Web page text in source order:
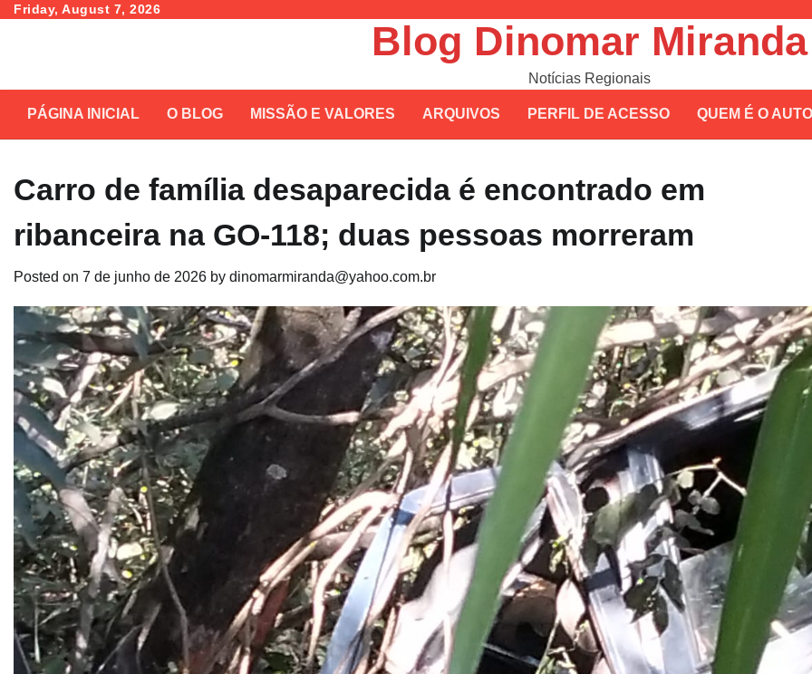
SkipFriday, August 7, 2026
Blog Dinomar Miranda
Notícias Regionais
PÁGINA INICIAL O BLOG MISSÃO E VALORES ARQUIVOS PERFIL DE ACESSO QUEM É O
Carro de família desaparecida é encontrado em
ribanceira na GO-118; duas pessoas morreram
Posted on 7 de junho de 2026 by dinomarmiranda@yahoo.com.br